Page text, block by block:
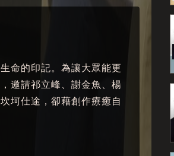
命的印記。為讓大眾能更
邀請祁立峰、謝金魚、楊
坷仕途，卻藉創作療癒自